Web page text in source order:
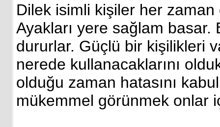
Dilek isimli kişiler her
Ayakları yere sağlam
dururlar. Güçlü bir kişilikleri
nerede kullanacaklarını
olduğu zaman hatasını
mükemmel görünmek onlar